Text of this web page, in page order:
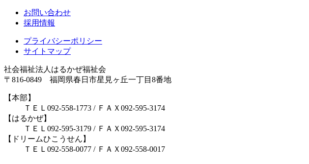
お問い合わせ
採用情報
プライバシーポリシー
サイトマップ
社会福祉法人はるかぜ福祉会
〒816-0849 福岡県春日市星見ヶ丘一丁目8番地
【本部】
ＴＥＬ092-558-1773 / ＦＡＸ092-595-3174
【はるかぜ】
ＴＥＬ092-595-3179 / ＦＡＸ092-595-3174
【ドリームひこうせん】
ＴＥＬ092-558-0077 / ＦＡＸ092-558-0017